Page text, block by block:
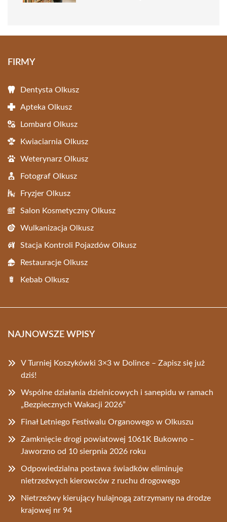
FIRMY
Dentysta Olkusz
Apteka Olkusz
Lombard Olkusz
Kwiaciarnia Olkusz
Weterynarz Olkusz
Fotograf Olkusz
Fryzjer Olkusz
Salon Kosmetyczny Olkusz
Wulkanizacja Olkusz
Stacja Kontroli Pojazdów Olkusz
Restauracje Olkusz
Kebab Olkusz
NAJNOWSZE WPISY
V Turniej Koszykówki 3×3 w Dolince – Zapisz się już
dziś!
Wspólne działania dzielnicowych i sanepidu w ramach
„Bezpiecznych Wakacji 2026”
Finał Letniego Festiwalu Organowego w Olkuszu
Zamknięcie drogi powiatowej 1061K Bukowno –
Jaworzno od 10 sierpnia 2026 roku
Odpowiedzialna postawa świadków eliminuje
nietrzeźwych kierowców z ruchu drogowego
Nietrzeźwy kierujący hulajnogą zatrzymany na drodze
krajowej nr 94